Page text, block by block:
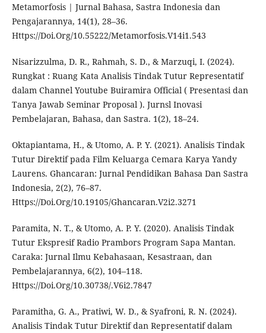
Metamorfosis | Jurnal Bahasa, Sastra Indonesia dan
Pengajarannya, 14(1), 28–36.
Https://Doi.Org/10.55222/Metamorfosis.V14i1.543
Nisarizzulma, D. R., Rahmah, S. D., & Marzuqi, I. (2024).
Rungkat : Ruang Kata Analisis Tindak Tutur Representatif
dalam Channel Youtube Buiramira Official ( Presentasi dan
Tanya Jawab Seminar Proposal ). Jurnsl Inovasi
Pembelajaran, Bahasa, dan Sastra. 1(2), 18–24.
Oktapiantama, H., & Utomo, A. P. Y. (2021). Analisis Tindak
Tutur Direktif pada Film Keluarga Cemara Karya Yandy
Laurens. Ghancaran: Jurnal Pendidikan Bahasa Dan Sastra
Indonesia, 2(2), 76–87.
Https://Doi.Org/10.19105/Ghancaran.V2i2.3271
Paramita, N. T., & Utomo, A. P. Y. (2020). Analisis Tindak
Tutur Ekspresif Radio Prambors Program Sapa Mantan.
Caraka: Jurnal Ilmu Kebahasaan, Kesastraan, dan
Pembelajarannya, 6(2), 104–118.
Https://Doi.Org/10.30738/.V6i2.7847
Paramitha, G. A., Pratiwi, W. D., & Syafroni, R. N. (2024).
Analisis Tindak Tutur Direktif dan Representatif dalam